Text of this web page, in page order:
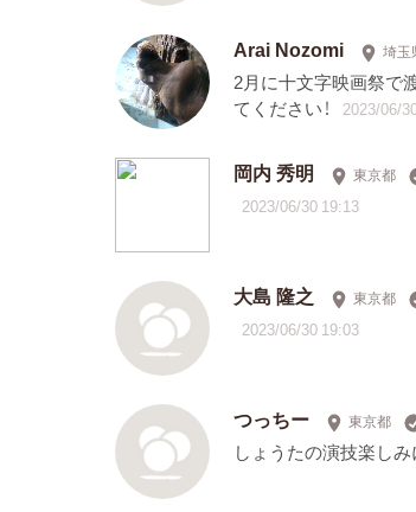
Arai Nozomi 埼玉
2月に十文字映画祭で
てください！
2023/06/
岡内 秀明 東京都
2023/06/30 19:13
大島 隆之 東京都
2023/06/30 19:03
つっちー 東京都
しょうたの演技楽しみ